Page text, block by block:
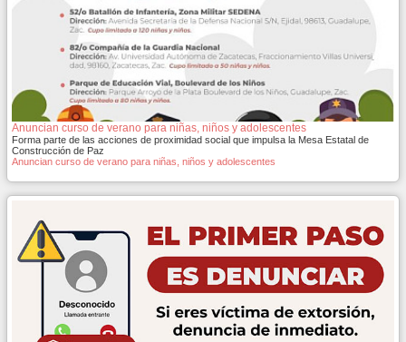
Anuncian curso de verano para niñas, niños y adolescentes
Forma parte de las acciones de proximidad social que impulsa la Mesa Estatal de
Construcción de Paz
Anuncian curso de verano para niñas, niños y adolescentes